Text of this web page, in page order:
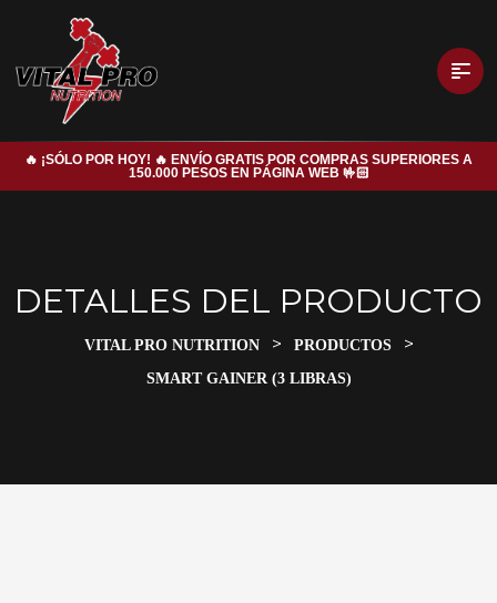
🔥 ¡SÓLO POR HOY! 🔥 ENVÍO GRATIS POR COMPRAS SUPERIORES A
150.000 PESOS EN PÁGINA WEB 🤟🏻
DETALLES DEL PRODUCTO
VITAL PRO NUTRITION > PRODUCTOS >
SMART GAINER (3 LIBRAS)